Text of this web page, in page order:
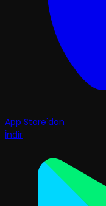
App Store'dan
İndir